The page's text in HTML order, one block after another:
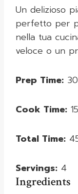
Un delizioso
perfetto per
nella tua
veloce o un
Prep Time:
Cook Time:
Total Time:
Servings: 4
Ingredients